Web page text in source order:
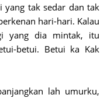
yang tak sedar dan tak
hari-hari. Kalau
yang dia mintak, itu
betui. Betui ka Kak
lah umurku,